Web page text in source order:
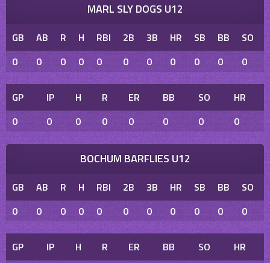
MARL SLY DOGS U12
GB AB R H RBI 2B 3B HR SB BB SO
0
0 0 0 0 0 0 0 0 0 0
GP IP H R ER BB SO
HR
0
0 0 0 0 0 0 0
BOCHUM BARFLIES U12
GB AB R H RBI 2B 3B HR SB BB SO
0
0 0 0 0 0 0 0 0 0 0
GP IP H R ER BB SO
HR